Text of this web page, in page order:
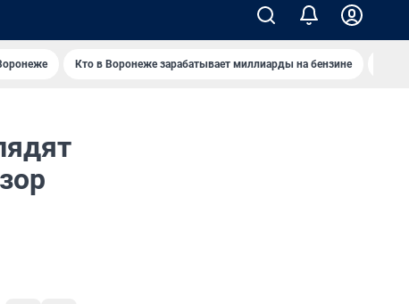
Кто в Воронеже зарабатывает миллиарды на бензине